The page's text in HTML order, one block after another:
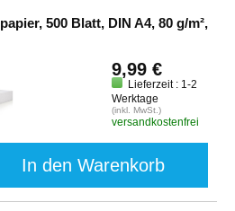
500 Blatt, DIN A4, 80 g/m²,
9,99 €
Lieferzeit : 1-2
Werktage
(inkl. MwSt.)
versandkostenfrei
In den Warenkorb